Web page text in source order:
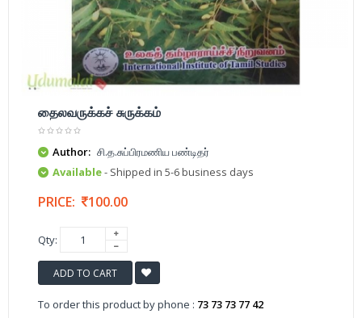
தைலவருக்கச் சுருக்கம்
Author: சி.த.சுப்பிரமணிய பண்டிதர்
Available- Shipped in 5-6 business days
PRICE: 100.00
Qty:
ADD TO CART
To order this product by phone : 73 73 73 77 42